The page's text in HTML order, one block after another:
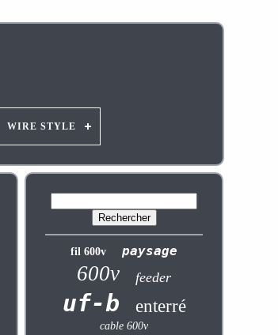
WIRE STYLE
fil 600v paysage
600v feeder
uf-b enterré
cable 600v